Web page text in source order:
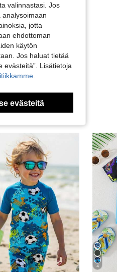
4
valinnastasi. Jos
analysoimaan
jotta
ehdottoman
käytön
Jos haluat tietää
evästeitä”. Lisätietoja
evästeitä